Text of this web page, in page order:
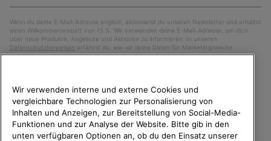
Wenn du deine E-Mail-Adresse angibst, abonnierst du unseren Newsletter und erhältst
einen Willkommensrabatt von 15 %. Wir verwenden deine E-Mail-Adresse, um dich
über neue Produkte, Angebote und Aktionen zu informieren. In unseren
Datenschutzhinweisen erfährst du, wie wir deine Daten für Marketingzwecke
verarbeiten und wie du deine Zustimmung widerrufen kannst.
Wir verwenden interne und externe Cookies und
vergleichbare Technologien zur Personalisierung von
Inhalten und Anzeigen, zur Bereitstellung von Social-Media-
Funktionen und zur Analyse der Website. Bitte gib in den
unten verfügbaren Optionen an, ob du den Einsatz unserer